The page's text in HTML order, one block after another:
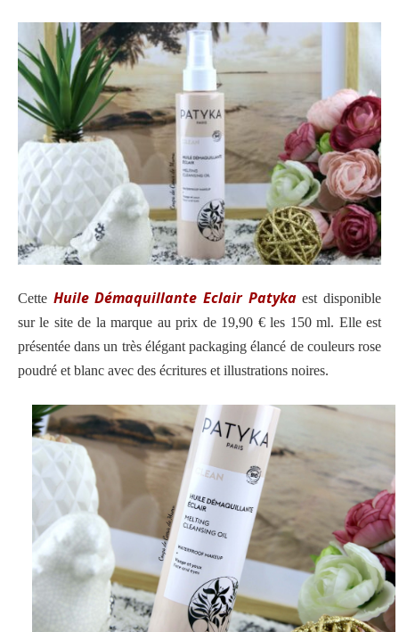
Cette Huile Démaquillante Eclair Patykaest disponible
sur le site de la marque au prix de 19,90 € les 150 ml. Elle est
présentée dans un très élégant packaging élancé de couleurs rose
poudré et blanc avec des écritures et illustrations noires.